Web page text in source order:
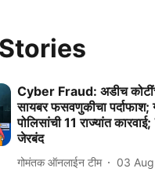
Cyber Fraud: अडीच
सायबर फसवणुकीचा पर्दाफाश;
पोलिसांची 11 राज्यांत
जेरबंद
गोमंतक ऑनलाईन टीम 03